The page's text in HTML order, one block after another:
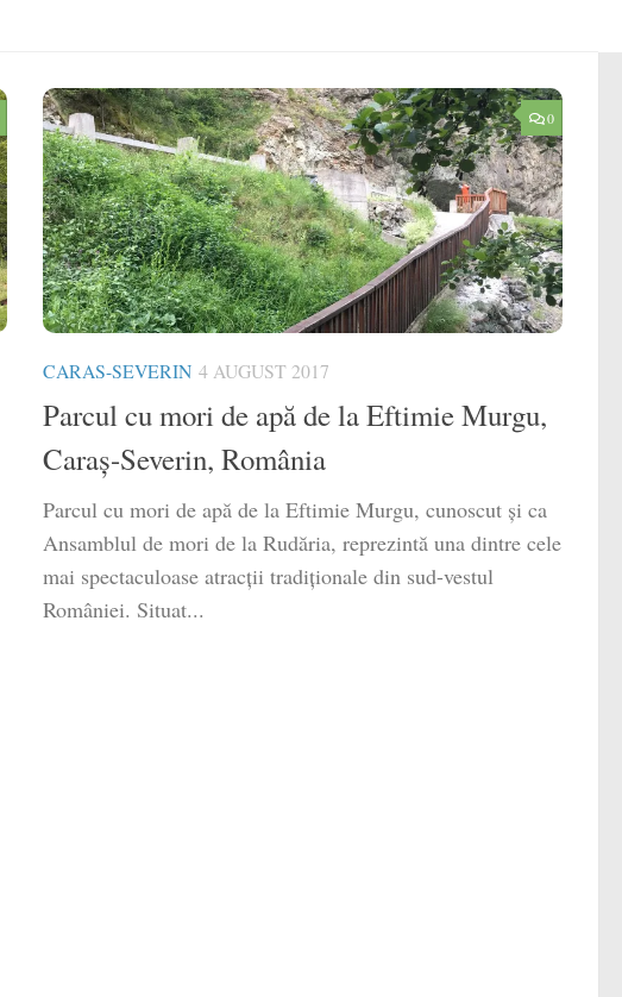
0
CARAS-SEVERIN 4 AUGUST 2017
Parcul cu mori de apă de la Eftimie Murgu,
Caraș-Severin, România
Parcul cu mori de apă de la Eftimie Murgu, cunoscut și ca
Ansamblul de mori de la Rudăria, reprezintă una dintre cele
mai spectaculoase atracții tradiționale din sud-vestul
României. Situat...